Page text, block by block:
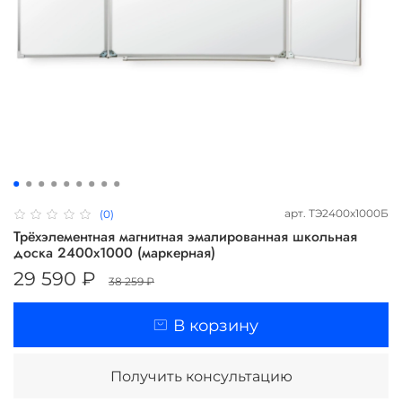
(0) арт. ТЭ2400х1000Б
Трёхэлементная магнитная эмалированная школьная
доска 2400х1000 (маркерная)
29 590 ₽ 38 259 ₽
В корзину
Получить консультацию